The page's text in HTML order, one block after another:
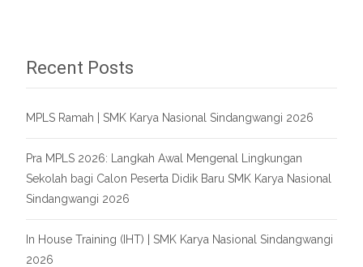
Recent Posts
MPLS Ramah | SMK Karya Nasional Sindangwangi 2026
Pra MPLS 2026: Langkah Awal Mengenal Lingkungan
Sekolah bagi Calon Peserta Didik Baru SMK Karya Nasional
Sindangwangi 2026
In House Training (IHT) | SMK Karya Nasional Sindangwangi
2026